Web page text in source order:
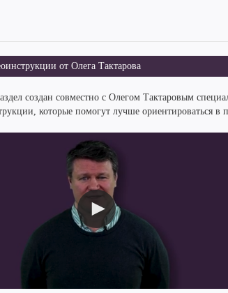
от Олега Тактарова
создан совместно с Олегом Тактаровым
которые помогут лучше ориентироваться в